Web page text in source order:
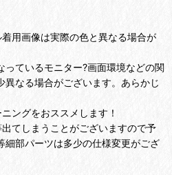
用画像は実際の色と異なる場合が
ているモニター?画面環境などの関
なる場合がございます。あらかじ
ングをおススメします！
てしまうことがございますので予
細部パーツは多少の仕様変更がござ